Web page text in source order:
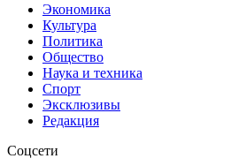
Экономика
Культура
Политика
Общество
Наука и техника
Спорт
Эксклюзивы
Редакция
Соцсети